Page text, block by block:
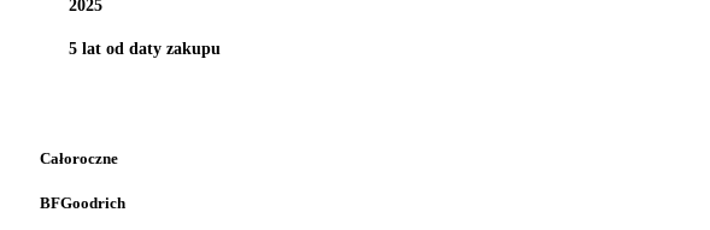
2025
5 lat od daty zakupu
Całoroczne
BFGoodrich